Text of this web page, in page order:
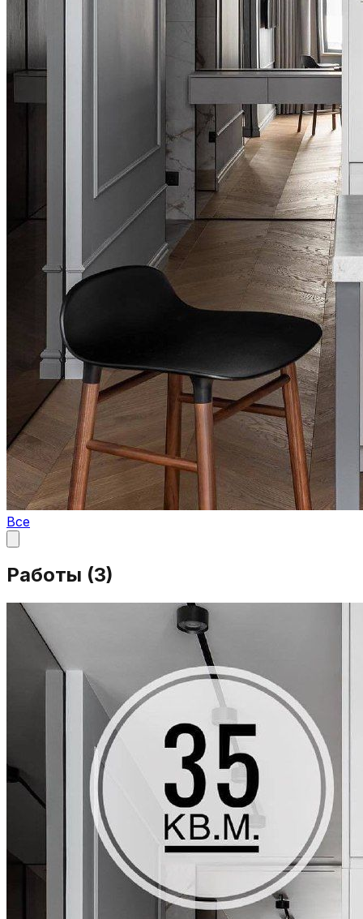
Все
Работы (3)